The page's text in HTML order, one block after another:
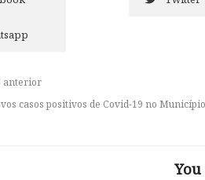
anterior
casos positivos de Covid-19 no